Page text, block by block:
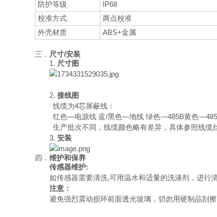
防护等级
IP68
校准方式
两点校准
外壳材质
ABS+金属
三． 尺寸/安装
1. 尺寸图
2. 接线图
线缆为4芯屏蔽线：
红色—电源线 蓝/黑色—地线 绿色—485B黄色
生产批次不同，线缆颜色略有差异，具体参照线缆
3. 安装
四． 维护和保养
传感器维护:
如传感器需要清洗,可用温水和适量的洗涤剂，进行清
注意：
避免强烈震动损环前面透光玻璃，切勿用硬制品刮擦